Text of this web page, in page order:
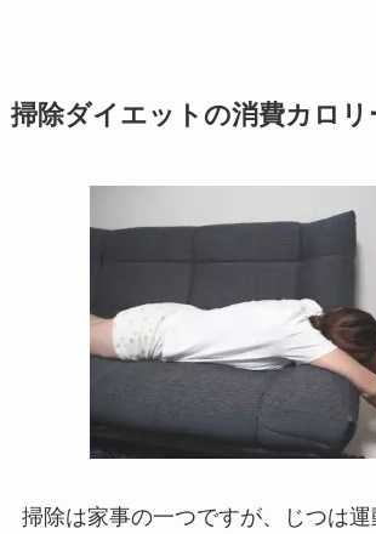
掃除ダイエットの消費カロリ
掃除は家事の一つですが、じつは